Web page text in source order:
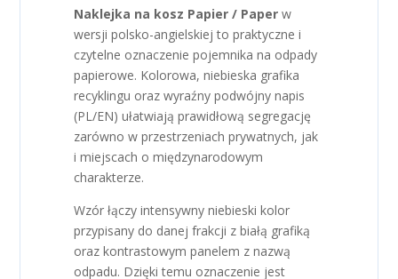
Naklejka na kosz Papier / Paper w
wersji polsko-angielskiej to praktyczne i
czytelne oznaczenie pojemnika na odpady
papierowe. Kolorowa, niebieska grafika
recyklingu oraz wyraźny podwójny napis
(PL/EN) ułatwiają prawidłową segregację
zarówno w przestrzeniach prywatnych, jak
i miejscach o międzynarodowym
charakterze.
Wzór łączy intensywny niebieski kolor
przypisany do danej frakcji z białą grafiką
oraz kontrastowym panelem z nazwą
odpadu. Dzięki temu oznaczenie jest